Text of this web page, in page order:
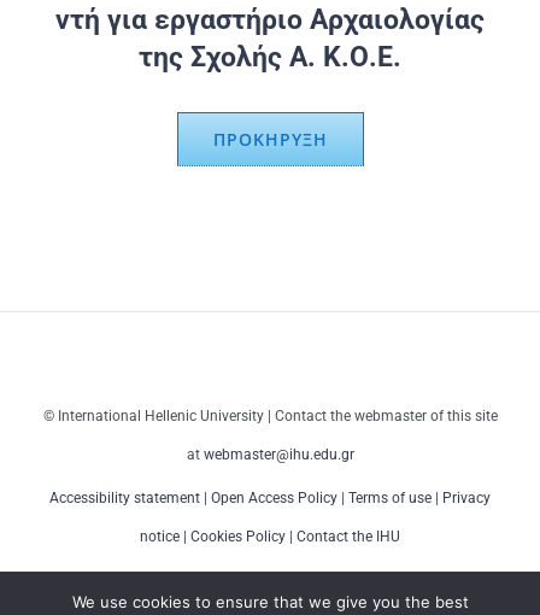
ντή για εργαστήριο Αρχαιολογίας
της Σχολής Α. Κ.Ο.Ε.
ΠΡΟΚΗΡΥΞΗ
© International Hellenic University | Contact the webmaster of this site
at webmaster@ihu.edu.gr
Accessibility statement Open Access Policy Terms of use Privacy
notice Cookies Policy Contact the IHU
We use cookies to ensure that we give you the best